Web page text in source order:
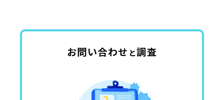
お問い合わせ と調査